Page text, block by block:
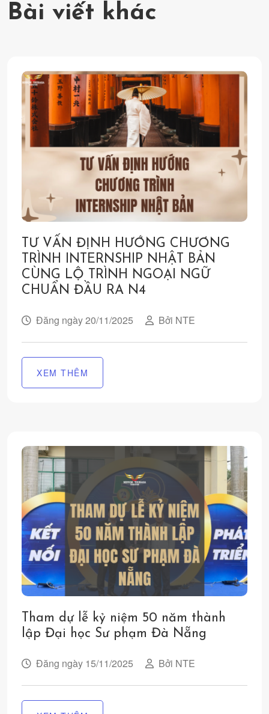
Bài viết khác
TƯ VẤN ĐỊNH HƯỚNG CHƯƠNG
TRÌNH INTERNSHIP NHẬT BẢN
CÙNG LỘ TRÌNH NGOẠI NGỮ
CHUẨN ĐẦU RA N4
Đăng ngày 20/11/2025 Bởi NTE
XEM THÊM
Tham dự lễ kỷ niệm 50 năm thành
lập Đại học Sư phạm Đà Nẵng
Đăng ngày 15/11/2025 Bởi NTE